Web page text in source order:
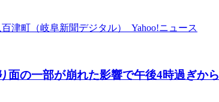
津町（岐阜新聞デジタル） Yahoo!ニュース
面の一部が崩れた影響で午後4時過ぎから